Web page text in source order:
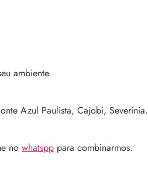
ambiente.
Azul Paulista, Cajobi, Severínia.
no whatspp para combinarmos.